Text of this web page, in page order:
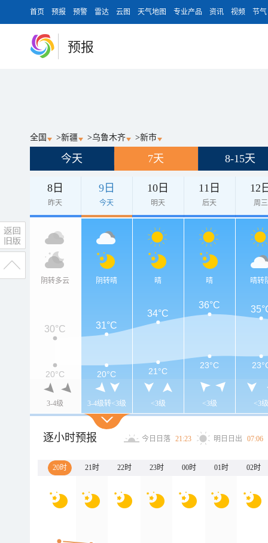
首页 预报 预警 雷达 云图 天气地图 专业产品 资讯 视频 节气
预报
全国 >新疆 >乌鲁木齐 >新市
今天 7天 8-15天
8日
昨天
9日
今天
10日
明天
11日
后天
12
周三
阴转多云
3-4级
阴转晴
3-4级转<3级
晴
<3级
晴
<3级
晴转
<3级
30°C 31°C
34°C
36°C
20°C 20°C 21°C
23°C
逐小时预报 今日日落 21:23 明日日出 07:06
20时 21时 22时 23时 00时 01时 02时